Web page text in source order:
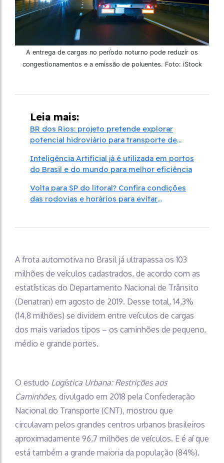
A entrega de cargas no período noturno pode reduzir os
congestionamentos e a emissão de poluentes. Foto: iStock
Leia mais:
BR dos Rios: projeto pretende explorar
potencial hidroviário para transporte de
Inteligência Artificial já é utilizada em portos
do Brasil e do mundo para melhor eficiência
Volta para SP do litoral? Confira condições
das rodovias e horários para evitar
A frota automotiva no Brasil já ultrapassa os 103
milhões de veículos cadastrados, de acordo com as
estatísticas do Departamento Nacional de Trânsito
(Denatran) em agosto de 2019. Desse total, 14,3%
(14,8 milhões) se dividem entre veículos de cargas
dos mais variados tipos – os caminhões de pequeno,
médio e grande portes.
O estudo Logística Urbana: Restrições aos
Caminhões, divulgado em 2018 pela Confederação
Nacional do Transporte (CNT), mostrou que
circulavam pelos grandes centros urbanos brasileiros
aproximadamente 96,7 milhões de veículos. E é aí que
está também a grande maioria da população (84%).